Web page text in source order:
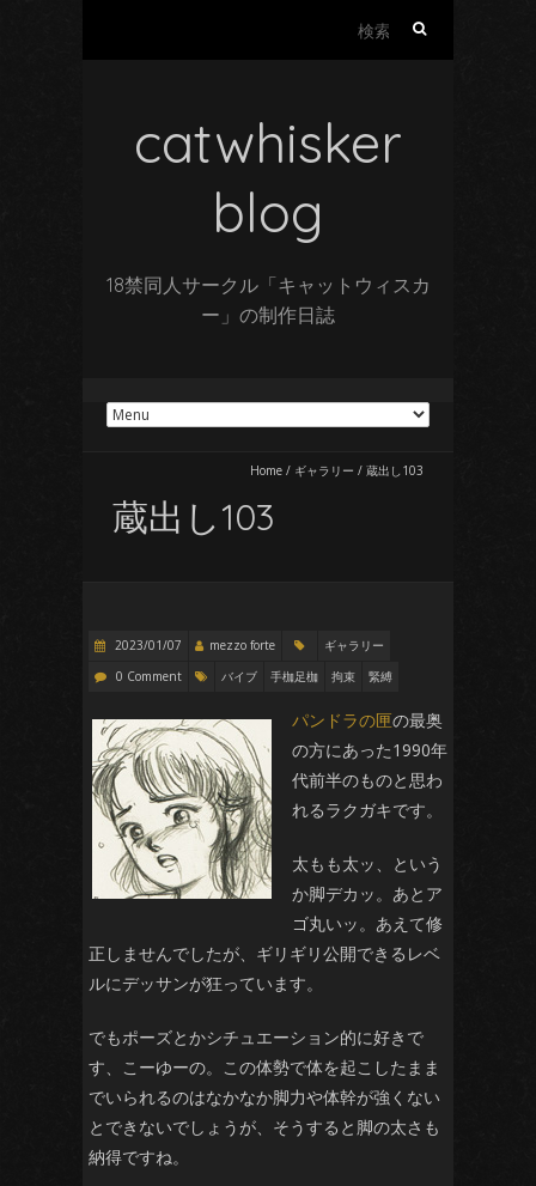
catwhisker
blog
18禁同人サークル「キャットウィスカ
ー」の制作日誌
Home / ギャラリー / 蔵出し103
蔵出し103
2023/01/07 mezzo forte
ギャラリー
0 Comment
バイブ 手枷足枷 拘束 緊縛
パンドラの匣の最奥
の方にあった1990年
代前半のものと思わ
れるラクガキです。
太もも太ッ、という
か脚デカッ。あとア
ゴ丸いッ。あえて修
正しませんでしたが、ギリギリ公開できるレベ
ルにデッサンが狂っています。
でもポーズとかシチュエーション的に好きで
す、こーゆーの。この体勢で体を起こしたまま
でいられるのはなかなか脚力や体幹が強くない
とできないでしょうが、そうすると脚の太さも
納得ですね。